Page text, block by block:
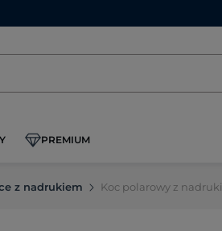
PREMIUM
z nadrukiem Koc polarowy z